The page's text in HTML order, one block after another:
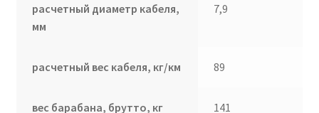
расчетный диаметр кабеля,
мм
7,9
расчетный вес кабеля, кг/км 89
вес барабана, брутто, кг 141